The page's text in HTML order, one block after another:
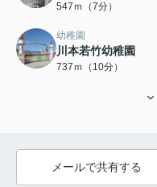
547ｍ（7分）
幼稚園
川本若竹幼稚園
737ｍ（10分）
メールで共有する